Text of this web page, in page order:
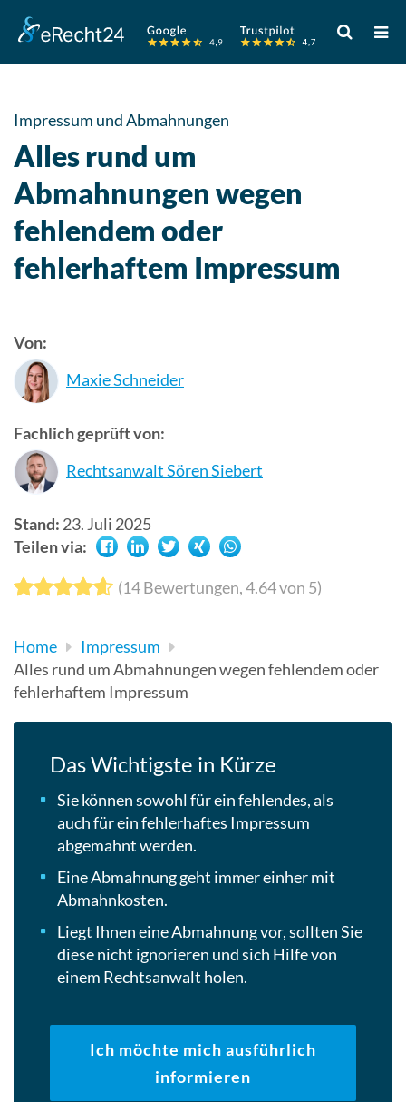
Verwende
die
Pfeile
Impressum und Abmahnungen
Alles rund um
Abmahnungen wegen
fehlendem oder
fehlerhaftem Impressum
Von:
Maxie Schneider
Fachlich geprüft von:
Rechtsanwalt Sören Siebert
Stand: 23. Juli 2025
Teilen via:
(14Bewertungen,4.64von 5)
Home
Impressum
Alles rund um Abmahnungen wegen fehlendem oder
fehlerhaftem Impressum
Das Wichtigste in Kürze
Sie können sowohl für ein fehlendes, als
auch für ein fehlerhaftes Impressum
abgemahnt werden.
Eine Abmahnung geht immer einher mit
Abmahnkosten.
Liegt Ihnen eine Abmahnung vor, sollten Sie
diese nicht ignorieren und sich Hilfe von
einem Rechtsanwalt holen.
Ich möchte mich ausführlich
informieren